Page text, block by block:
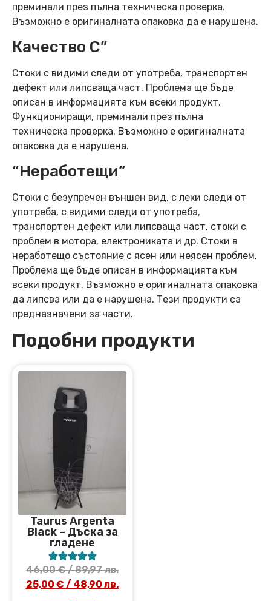
преминали през пълна техническа проверка.
Възможно е оригиналната опаковка да е нарушена.
Качество C”
Стоки с видими следи от употреба, транспортен
дефект или липсваща част. Проблема ще бъде
описан в информацията към всеки продукт.
Функциониращи, преминали през пълна
техническа проверка. Възможно е оригиналната
опаковка да е нарушена.
“Неработещи”
Стоки с безупречен външен вид, с леки следи от
употреба, с видими следи от употреба,
транспортен дефект или липсваща част, стоки с
проблем в мотора, електрониката и др. Стоки в
неработещо състояние с ясен или неясен проблем.
Проблема ще бъде описан в информацията към
всеки продукт. Възможно е оригиналната опаковка
да липсва или да е нарушена. Тези продукти са
предназначени за части.
Подобни продукти
Taurus Argenta
Black – Дъска за
гладене

46,00€/ 89,97 лв.
25,00 € / 48,90 лв.